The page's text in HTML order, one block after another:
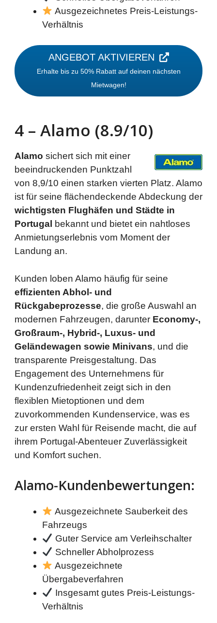
Ausgezeichnetes Preis-Leistungs-
Verhältnis
ANGEBOT AKTIVIEREN
Erhalte bis zu 50% Rabatt auf deinen nächsten
Mietwagen!
4 – Alamo (8.9/10)
Alamo sichert sich mit einer
beeindruckenden Punktzahl
von 8,9/10 einen starken vierten Platz. Alamo
ist für seine flächendeckende Abdeckung der
wichtigsten Flughäfen und Städte in
Portugal
bekannt und bietet ein nahtloses
Anmietungserlebnis vom Moment der
Landung an.
Kunden loben Alamo häufig für seine
effizienten Abhol- und
Rückgabeprozesse, die große Auswahl an
modernen Fahrzeugen, darunter Economy-,
Großraum-, Hybrid-, Luxus- und
Geländewagen sowie Minivans, und die
transparente Preisgestaltung. Das
Engagement des Unternehmens für
Kundenzufriedenheit zeigt sich in den
flexiblen Mietoptionen und dem
zuvorkommenden Kundenservice, was es
zur ersten Wahl für Reisende macht, die auf
ihrem Portugal-Abenteuer Zuverlässigkeit
und Komfort suchen.
Alamo-Kundenbewertungen:
Ausgezeichnete Sauberkeit des
Fahrzeugs
Guter Service am Verleihschalter
Schneller Abholprozess
Ausgezeichnete
Übergabeverfahren
Insgesamt gutes Preis-Leistungs-
Verhältnis